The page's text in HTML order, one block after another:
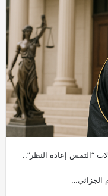
“التمس إعادة النظر”..
الجزائي…